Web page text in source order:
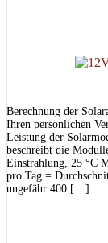
Berechnung der
Ihren persönlichen
Leistung der
beschreibt die
Einstrahlung, 25 °C
pro Tag =
ungefähr 400 […]